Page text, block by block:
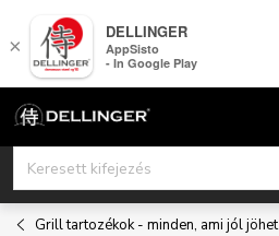
Ugrás
Grill tartozékok - minden, ami jól jöhet
×
DELLINGER
AppSisto
- In Google Play